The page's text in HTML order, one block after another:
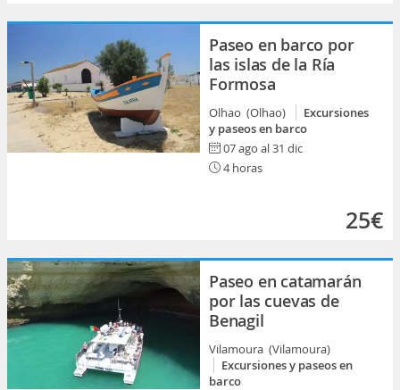
Paseo en barco por
las islas de la Ría
Formosa
Olhao (Olhao)
Excursiones
y paseos en barco
07 ago al 31 dic
4 horas
25€
Paseo en catamarán
por las cuevas de
Benagil
Vilamoura (Vilamoura)
Excursiones y paseos en
barco